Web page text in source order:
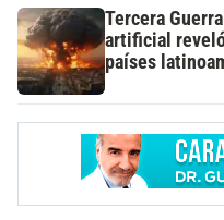
Tercera
artificial
países